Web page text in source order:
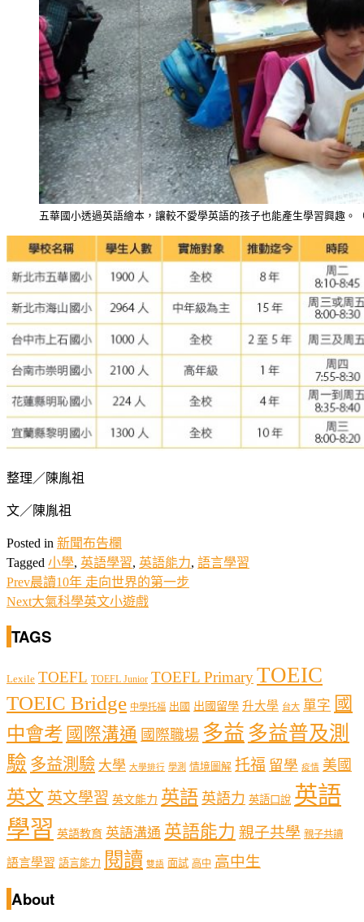
五華國小透過英語繪本，讓較不愛學英語的孩子也能產生學習興趣。
整理／陳胤祖
文／陳胤祖
Posted in 新聞布告欄
Tagged 小學, 英語學習, 英語能力, 語言學習
Prev晨讀10年 走向世界的第一步
Next大氣科學英文小遊戲
TAGS
Lexile TOEFL TOEFL Junior TOEFL PrimaryTOEIC
TOEIC Bridge 中學托福 出國 出國留學 升大學 台大 單字 國
中會考 國際溝通 國際職場 多益 多益普及測
驗 多益測驗 大學 大學排行 學測 情境圖解 托福 留學 疫情 美國
英文 英文學習 英文能力 英語 英語力 英語口說 英語
學習 英語教育 英語溝通 英語能力 親子共學 親子共讀
語言學習 語言能力 閱讀 雙語 面試 高中 高中生
About